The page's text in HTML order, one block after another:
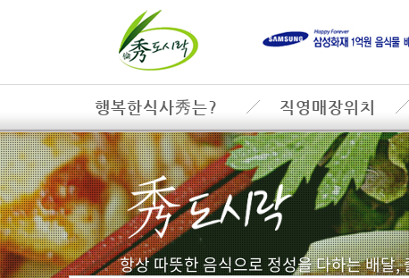
행복한식사秀는? 직영매장위치
항상 따뜻한 음식으로 정성을 다하는 배달,